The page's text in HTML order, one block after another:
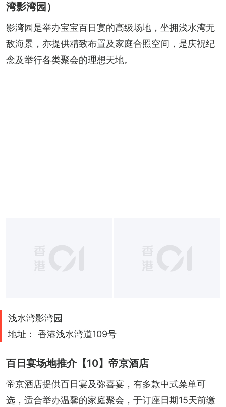
湾影湾园）
影湾园是举办宝宝百日宴的高级场地，坐拥浅水湾无
敌海景，亦提供精致布置及家庭合照空间，是庆祝纪
念及举行各类聚会的理想天地。
浅水湾影湾园
地址： 香港浅水湾道109号
百日宴场地推介【10】帝京酒店
帝京酒店提供百日宴及弥喜宴，有多款中式菜单可
选，适合举办温馨的家庭聚会，于订座日期15天前缴